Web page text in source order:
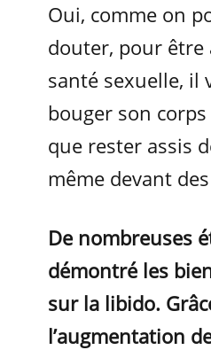
Oui, comme on
douter, pour être
santé sexuelle, il
bouger son
que rester assis
même devant
De nombreuses
démontré les
sur la libido.
l’augmentation